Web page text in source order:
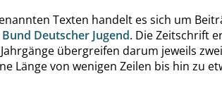
Texten handelt es sich um
Deutscher Jugend. Die Zeitschrift
übergreifen darum jeweils
Länge von wenigen Zeilen bis hin zu